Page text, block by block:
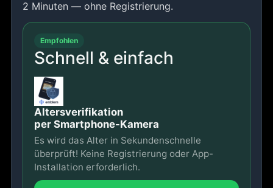
2 Minuten — ohne Registrierung.
Schnell & einfach
Empfohlen
Altersverifikation
per Smartphone-Kamera
Es wird das Alter in Sekundenschnelle
überprüft! Keine Registrierung oder App-
Installation erforderlich.